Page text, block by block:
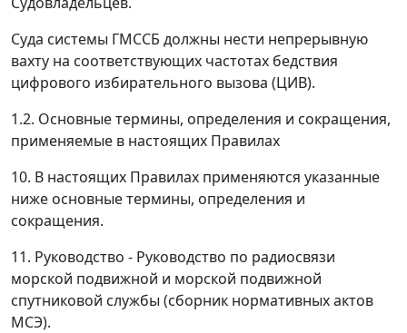
Суда системы ГМССБ должны нести непрерывную
вахту на соответствующих частотах бедствия
цифрового избирательного вызова (ЦИВ).
1.2. Основные термины, определения и сокращения,
применяемые в настоящих Правилах
10. В настоящих Правилах применяются указанные
ниже основные термины, определения и
сокращения.
11. Руководство - Руководство по радиосвязи
морской подвижной и морской подвижной
спутниковой службы (сборник нормативных актов
МСЭ).